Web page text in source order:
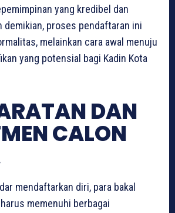
yang kredibel dan
demikian, proses pendaftaran ini
melainkan cara awal menuju
yang potensial bagi Kadin Kota
DAN
CALON
mendaftarkan diri, para bakal
memenuhi berbagai